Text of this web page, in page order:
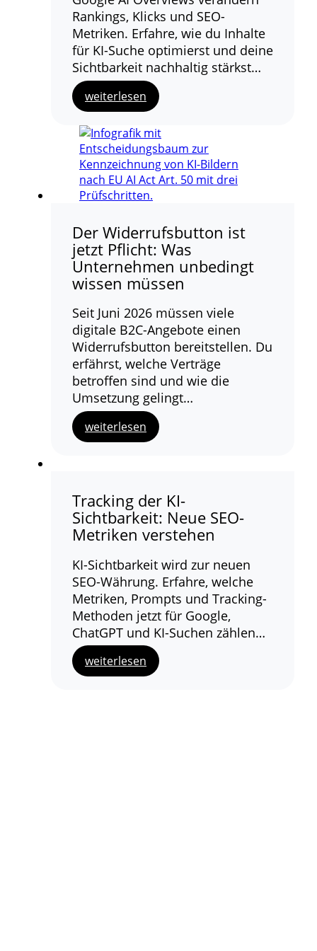
Rankings, Klicks und SEO-
Metriken. Erfahre, wie du Inhalte
für KI-Suche optimierst und deine
Sichtbarkeit nachhaltig stärkst…
weiterlesen
Der Widerrufsbutton ist
jetzt Pflicht: Was
Unternehmen unbedingt
wissen müssen
Seit Juni 2026 müssen viele
digitale B2C-Angebote einen
Widerrufsbutton bereitstellen. Du
erfährst, welche Verträge
betroffen sind und wie die
Umsetzung gelingt…
weiterlesen
Tracking der KI-
Sichtbarkeit: Neue SEO-
Metriken verstehen
KI-Sichtbarkeit wird zur neuen
SEO-Währung. Erfahre, welche
Metriken, Prompts und Tracking-
Methoden jetzt für Google,
ChatGPT und KI-Suchen zählen…
weiterlesen